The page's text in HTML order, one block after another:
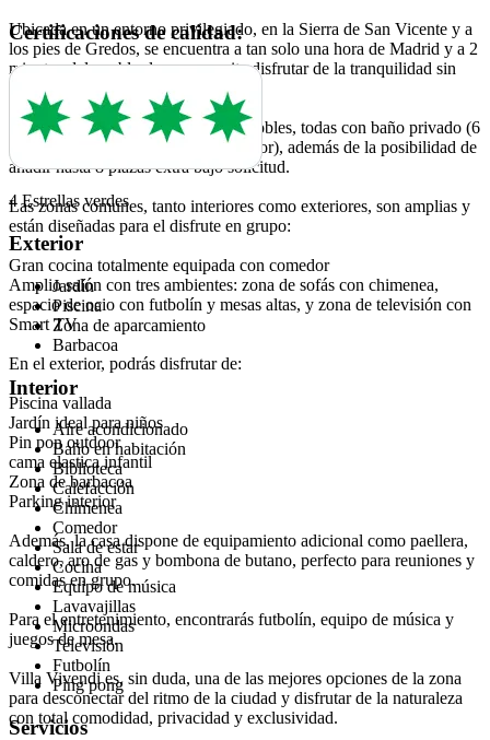
Ubicada en un entorno privilegiado, en la Sierra de San Vicente y a
los pies de Gredos, se encuentra a tan solo una hora de Madrid y a 2
minutos del pueblo, lo que permite disfrutar de la tranquilidad sin
renunciar a la cercanía de servicios.
La casa cuenta con 9 habitaciones dobles, todas con baño privado (6
en planta baja y 3 en la planta superior), además de la posibilidad de
añadir hasta 8 plazas extra bajo solicitud.
Las zonas comunes, tanto interiores como exteriores, son amplias y
están diseñadas para el disfrute en grupo:
Gran cocina totalmente equipada con comedor
Amplio salón con tres ambientes: zona de sofás con chimenea,
espacio de ocio con futbolín y mesas altas, y zona de televisión con
Smart TV
En el exterior, podrás disfrutar de:
Piscina vallada
Jardín ideal para niños
Pin pon outdoor
cama elastica infantil
Zona de barbacoa
Parking interior
Además, la casa dispone de equipamiento adicional como paellera,
caldero, aro de gas y bombona de butano, perfecto para reuniones y
comidas en grupo.
Para el entretenimiento, encontrarás futbolín, equipo de música y
juegos de mesa.
Villa Vivendi es, sin duda, una de las mejores opciones de la zona
para desconectar del ritmo de la ciudad y disfrutar de la naturaleza
con total comodidad, privacidad y exclusividad.
Certificaciones de calidad:
4 Estrellas verdes
Exterior
Jardín
Piscina
Zona de aparcamiento
Barbacoa
Interior
Aire acondicionado
Baño en habitación
Biblioteca
Calefacción
Chimenea
Comedor
Sala de estar
Cocina
Equipo de música
Lavavajillas
Microondas
Televisión
Futbolín
Ping pong
Servicios